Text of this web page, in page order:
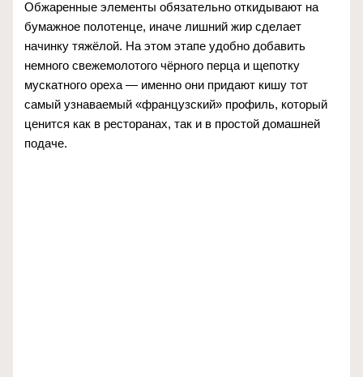
Обжаренные элементы обязательно откидывают на
бумажное полотенце, иначе лишний жир сделает
начинку тяжёлой. На этом этапе удобно добавить
немного свежемолотого чёрного перца и щепотку
мускатного ореха — именно они придают кишу тот
самый узнаваемый «французский» профиль, который
ценится как в ресторанах, так и в простой домашней
подаче.